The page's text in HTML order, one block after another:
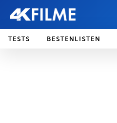
TESTS BESTENLISTEN